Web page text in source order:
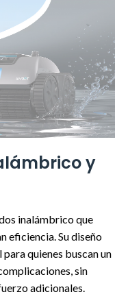
y
inalámbrico que
eficiencia. Su diseño
quienes buscan un
sin
adicionales.